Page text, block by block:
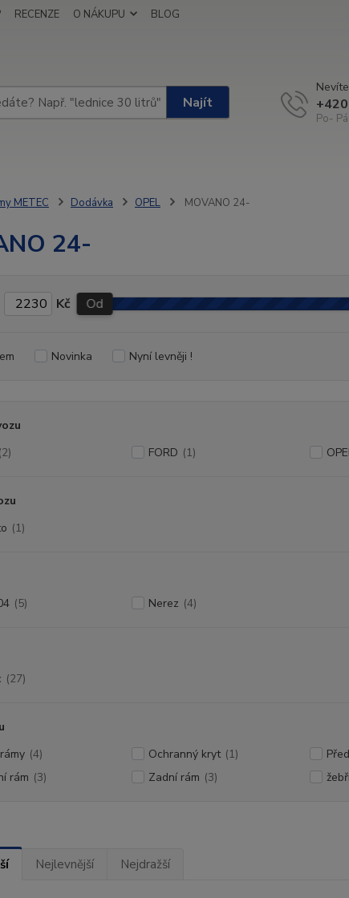
RECENZE O NÁKUPU BLOG
Najít
Po-
METEC Dodávka OPEL MOVANO 24-
24-
Kč Od
Novinka Nyní levněji !
(2) FORD (1)
(1)
(5) Nerez (4)
(27)
(4) Ochranný kryt (1)
rám (3) Zadní rám (3)
Nejlevnější Nejdražší